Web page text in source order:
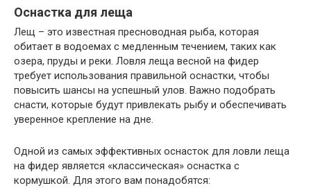
Оснастка для леща
Лещ – это известная пресноводная рыба, которая
обитает в водоемах с медленным течением, таких как
озера, пруды и реки. Ловля леща весной на фидер
требует использования правильной оснастки, чтобы
повысить шансы на успешный улов. Важно подобрать
снасти, которые будут привлекать рыбу и обеспечивать
уверенное крепление на дне.
Одной из самых эффективных оснасток для ловли леща
на фидер является «классическая» оснастка с
кормушкой. Для этого вам понадобятся: